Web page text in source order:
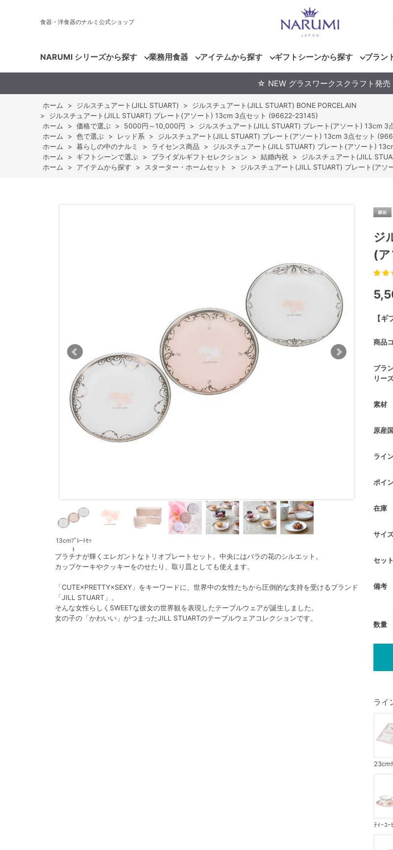
食器・洋食器のナルミ公式ショップ
NARUMI シリーズから探す 業務用食器 アイテムから探す ギフトシーンから探す ブラン
☆ NEW グラスワークスクラフト発
ホーム > ジルスチュアート(JILL STUART) >
ジルスチュアート(JILL STUART) BONE PORCELAIN
>
ジルスチュアート(JILL STUART) プレート(アソート) 13cm 3点セット (96622-23145)
ホーム
> 価格で選ぶ > 5000円～10,000円 >
ジルスチュアート(JILL STUART) プレート(アソート) 13cm
ホーム
> 色で選ぶ > レッド系 >
ジルスチュアート(JILL STUART) プレート(アソート) 13cm 3点セット
ホーム
> 暮らしの中のナルミ > ライセンス商品 >
ジルスチュアート(JILL STUART) プレート(アソート)
ホーム
> ギフトシーンで選ぶ > ブライダルギフトセレクション > 結婚内祝 >
ジルスチュアート(JILL
ホーム
> アイテムから探す > スターター・ホームセット > ジルスチュアート(JILL STUART) プレート(ア
13cmﾌﾟﾚｰﾄｾｯ
ﾄ
プラチナが輝くエレガントなトリオプレートセット。中央にはバラの花のシルエット。
カップケーキやクッキーをのせたり、取り皿としても使えます。
「CUTE×PRETTY×SEXY」をキーワードに、世界中の女性たちから圧倒的な支持を受けるブランド
「JILL STUART」。
そんな女性らしくSWEETな彼女の世界観を表現したテーブルウェアが誕生しました。
女の子の「かわいい」がつまったJILL STUARTのテーブルウェアコレクションです。
【ギ
ジ
(
数量
商品
ブラ
リー
素材
原産国
ライ
ポイ
在庫
サイ
セッ
備考
ライ
23cm
ﾃｨｰｺｰ